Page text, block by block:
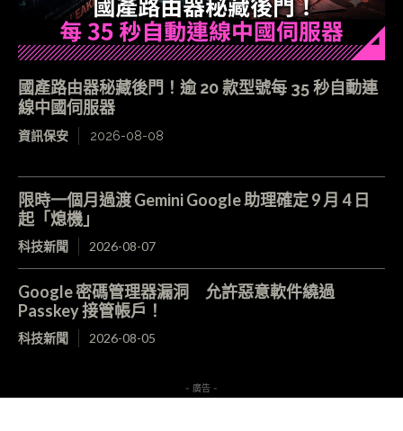
國產路由器秘藏後門！逾 20 款型號每 35 秒自動連
線中國伺服器
資訊保安 2026-08-08
限時一個月過渡 Gemini Google 助理確定 9 月 4 日
起「熄機」
科技新聞 2026-08-07
Google 密碼管理器漏洞 允許惡意軟件繞過
Passkey 接管帳戶！
科技新聞 2026-08-05
- 廣告 -